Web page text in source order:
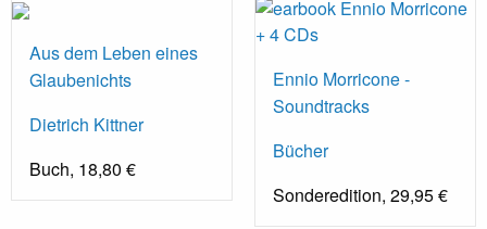
Aus dem Leben eines
Glaubenichts
Dietrich Kittner
Buch, 18,80 €
Ennio Morricone -
Soundtracks
Bücher
Sonderedition, 29,95 €